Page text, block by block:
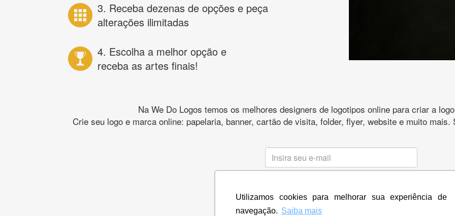
Utilizamos cookies para melhorar sua experiência de
navegação. Saiba mais
3. Receba dezenas de opções e peça
alterações ilimitadas
4. Escolha a melhor opção e
receba as artes finais!
Na We Do Logos temos os melhores designers de logotipos online para criar a
Crie seu logo e marca online: papelaria, banner, cartão de visita, folder, flyer, website e muito
* Prometemos não compartilhar e utilizar seus dados para enviar
qualquer tipo de SPAM. Confira as